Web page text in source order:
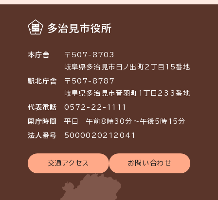
多治見市役所
本庁舎
〒507-8703
岐阜県多治見市日ノ出町2丁目15番地
駅北庁舎
〒507-8787
岐阜県多治見市音羽町1丁目233番地
代表電話 0572-22-1111
開庁時間 平日 午前8時30分～午後5時15分
法人番号 5000020212041
交通アクセス お問い合わせ